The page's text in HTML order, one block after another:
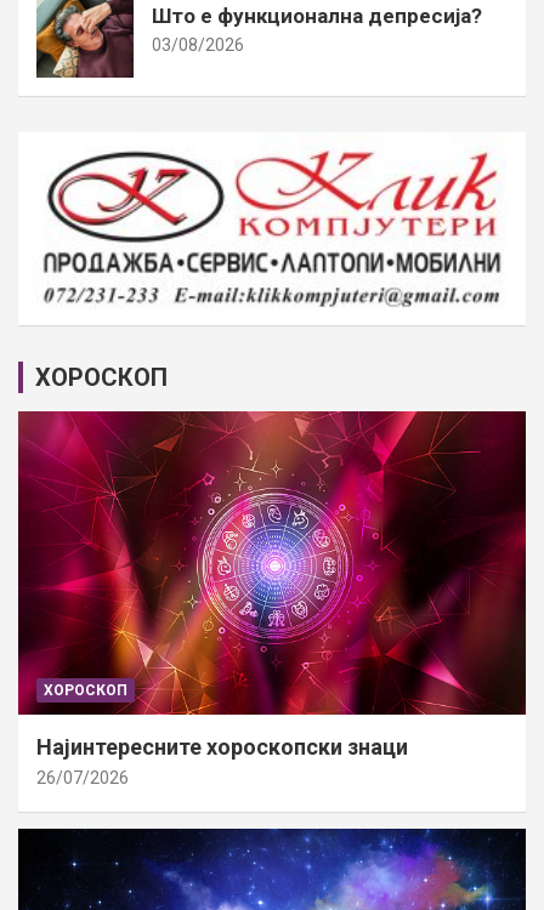
Што е функционална депресија?
03/08/2026
ХОРОСКОП
ХОРОСКОП
Најинтересните хороскопски знаци
26/07/2026